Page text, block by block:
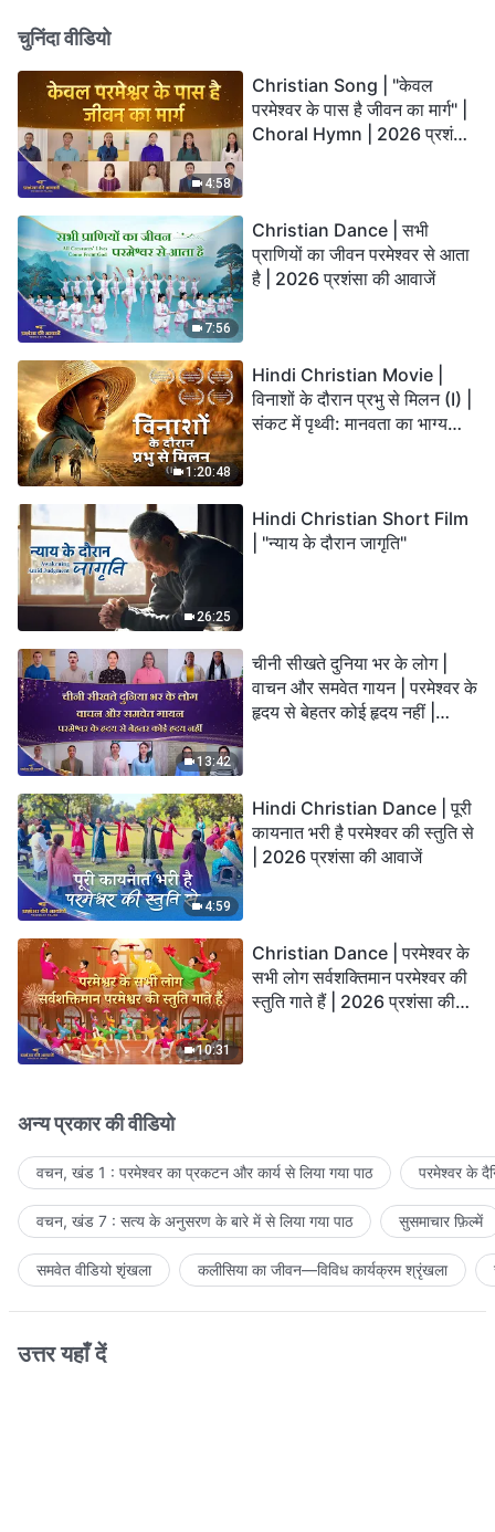
चुनिंदा वीडियो
4:58
Christian Song | "केवल
परमेश्वर के पास है जीवन का मार्ग" |
Choral Hymn | 2026 प्रशंसा
7:56
Christian Dance | सभी
प्राणियों का जीवन परमेश्वर से आता
है | 2026 प्रशंसा की आवाजें
1:20:48
Hindi Christian Movie |
विनाशों के दौरान प्रभु से मिलन (I) |
संकट में पृथ्वी: मानवता का भाग्य
26:25
Hindi Christian Short Film
| "न्याय के दौरान जागृति"
13:42
चीनी सीखते दुनिया भर के लोग |
वाचन और समवेत गायन | परमेश्वर के
हृदय से बेहतर कोई हृदय नहीं |
4:59
Hindi Christian Dance | पूरी
कायनात भरी है परमेश्वर की स्तुति से
| 2026 प्रशंसा की आवाजें
10:31
Christian Dance | परमेश्वर के
सभी लोग सर्वशक्तिमान परमेश्वर की
स्तुति गाते हैं | 2026 प्रशंसा की
अन्य प्रकार की वीडियो
वचन, खंड 1 : परमेश्वर का प्रकटन और कार्य से लिया गया पाठ परमेश्वर के
वचन, खंड 7 : सत्य के अनुसरण के बारे में से लिया गया पाठ सुसमाचार फ़िल्में
समवेत वीडियो शृंखला कलीसिया का जीवन—विविध कार्यक्रम श्रृंखला
उत्तर यहाँ दें